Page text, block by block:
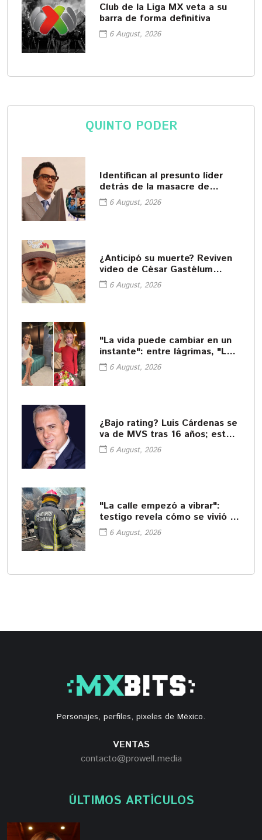
Club de la Liga MX veta a su
barra de forma definitiva
6 August, 2026
QUINTO PODER
Identifican al presunto líder
detrás de la masacre de
Zacatecas
6 August, 2026
¿Anticipó su muerte? Reviven
video de César Gastélum
donde interpreta a hombre
que muere asesinado
6 August, 2026
"La vida puede cambiar en un
instante": entre lágrimas, "La
Beba" se despide de César
Gastélum
6 August, 2026
¿Bajo rating? Luis Cárdenas se
va de MVS tras 16 años; esto
se sabe
6 August, 2026
"La calle empezó a vibrar":
testigo revela cómo se vivió la
explosión de pipa en
Cuernavaca
6 August, 2026
Personajes, perfiles, pixeles de México.
VENTAS
contacto@prowell.media
ÚLTIMOS ARTÍCULOS